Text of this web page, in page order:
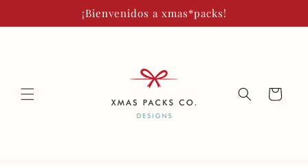
al contenido
¡Bienvenidos a xmas*packs!
Carrito